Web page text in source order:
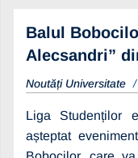
Balul
Alecsandri”
Noutăți Universitate
Liga Studenților
așteptat